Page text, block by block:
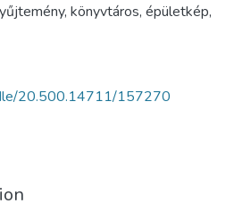
, könyvtáros, épületkép,
20.500.14711/157270